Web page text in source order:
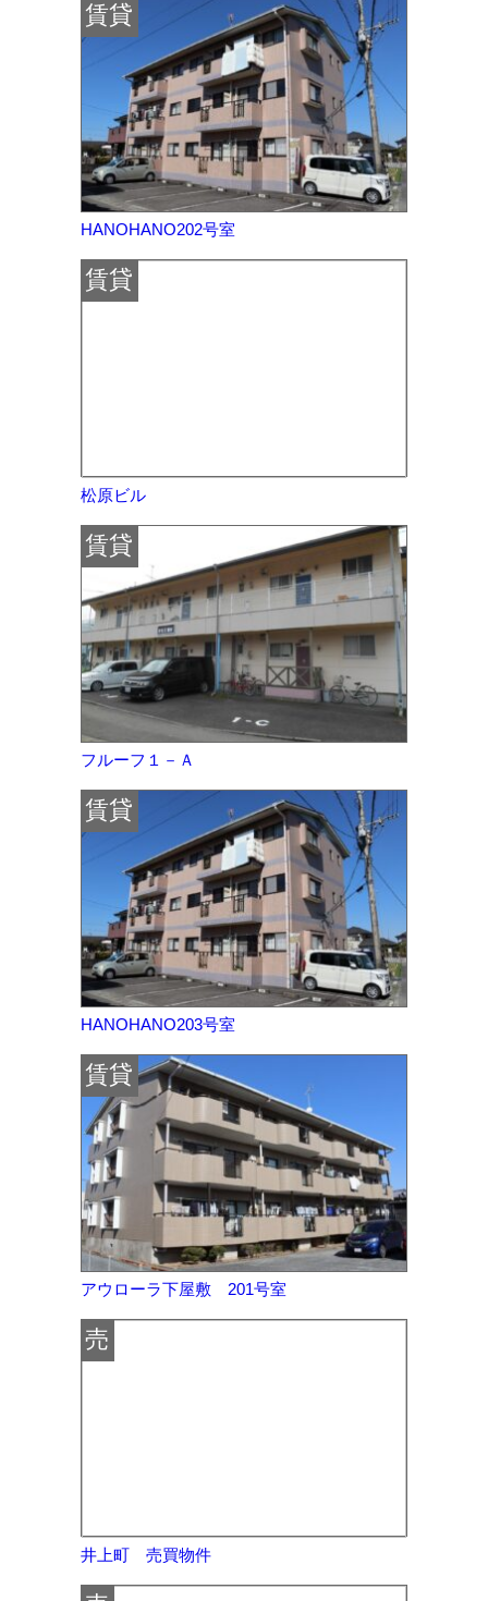
HANOHANO202号室
賃貸
松原ビル
賃貸
フルーフ１－Ａ
賃貸
HANOHANO203号室
賃貸
アウローラ下屋敷 201号室
賃貸
井上町 売買物件
売